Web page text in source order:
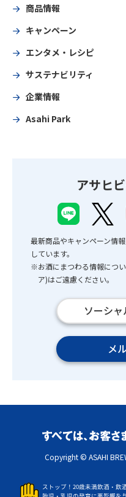
商品情報
キャンペーン
エンタメ・レシピ
サステナビリティ
企業情報
Asahi Park
アサヒ
最新商品やキャンペーン情
しています。
※お酒にまつわる情報につ
ア)はご遠慮ください。
ソーシ
メ
Copyright © ASAHI